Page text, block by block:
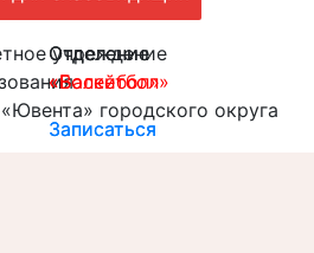
Отделение
«Баскетбол»
Записаться
Отделение
«Волейбол»
Записаться
учреждение
городского округа